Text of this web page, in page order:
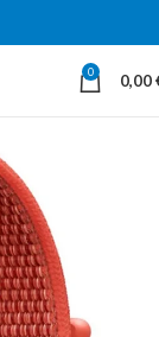
0 0,00